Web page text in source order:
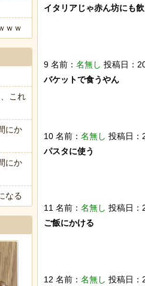
イタリアじゃ赤ん坊にも
9 名前： 名無し 投稿日：
バケットで食うやん
10 名前： 名無し 投稿日：
パスタに使う
11 名前： 名無し 投稿日：
ご飯にかける
12 名前： 名無し 投稿日：
ｗｗ
これ
にか
にか
なる